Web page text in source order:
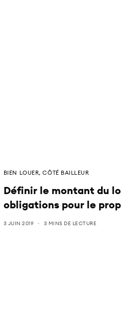
BIEN LOUER,CÔTÉ BAILLEUR
Définir le montant du
obligations pour le
3 JUIN 2019 3 MINS DE LECTURE